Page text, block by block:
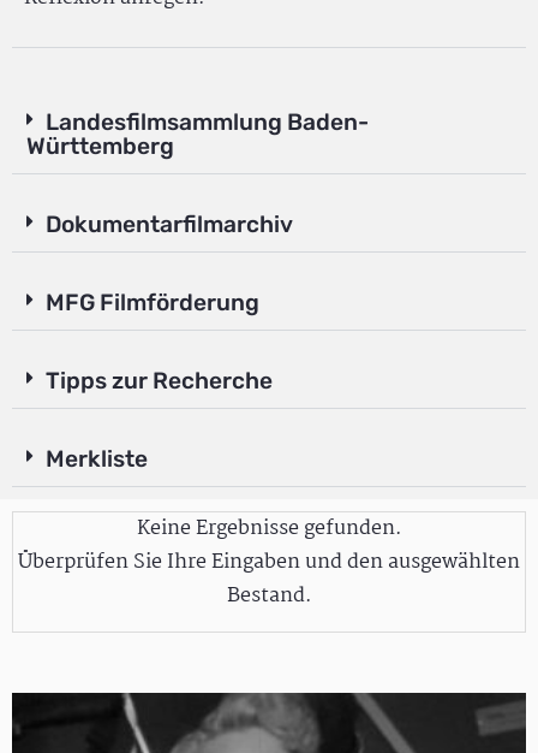
Landesfilmsammlung Baden-
Württemberg
Dokumentarfilmarchiv
MFG Filmförderung
Tipps zur Recherche
Merkliste
Keine Ergebnisse gefunden.
Überprüfen Sie Ihre Eingaben und den ausgewählten
Bestand.